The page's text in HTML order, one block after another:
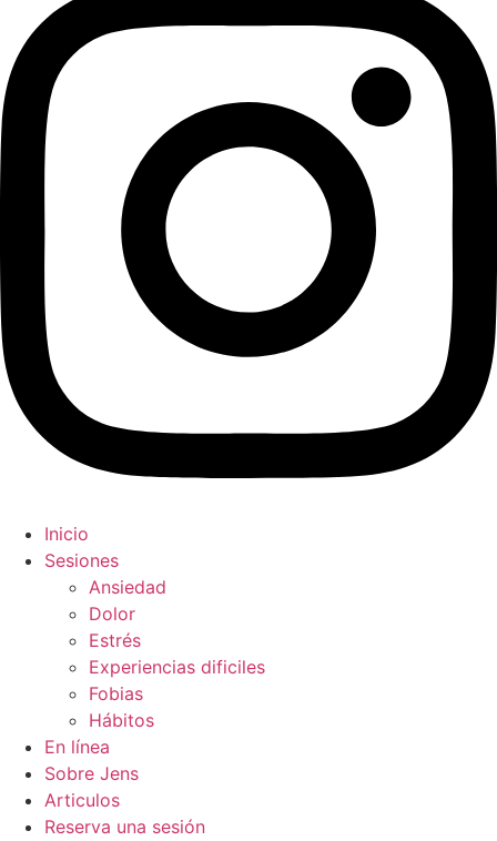
Inicio
Sesiones
Ansiedad
Dolor
Estrés
Experiencias dificiles
Fobias
Hábitos
En línea
Sobre Jens
Articulos
Reserva una sesión